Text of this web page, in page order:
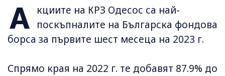
А
кциите на КРЗ Одесос са най-
поскъпналите на Българска фондова
борса за първите шест месеца на 2023 г.
Спрямо края на 2022 г. те добавят 87.9% до